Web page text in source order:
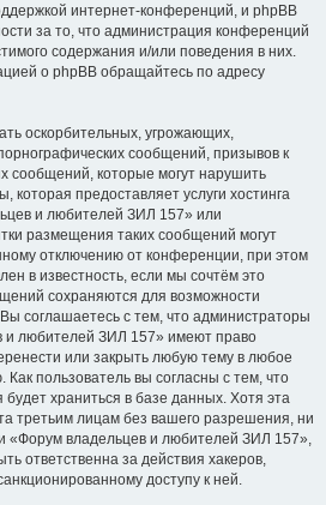
интернет-конференций, и phpBB
за то, что администрация конференций
содержания и/или поведения в них.
о phpBB обращайтесь по адресу
оскорбительных, угрожающих,
сообщений, призывов к
сообщений, которые могут нарушить
которая предоставляет услуги хостинга
и любителей ЗИЛ 157» или
размещения таких сообщений могут
отключению от конференции, при этом
в известность, если мы сочтём это
сохраняются для возможности
соглашаетесь с тем, что администраторы
и любителей ЗИЛ 157» имеют право
или закрыть любую тему в любое
пользователь вы согласны с тем, что
храниться в базе данных. Хотя эта
третьим лицам без вашего разрешения, ни
«Форум владельцев и любителей ЗИЛ 157»,
ответственна за действия хакеров,
доступу к ней.